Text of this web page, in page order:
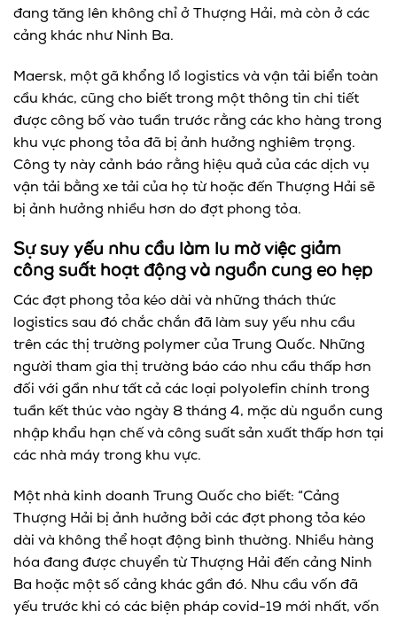
đang tăng lên không chỉ ở Thượng Hải, mà còn ở các
cảng khác như Ninh Ba.
Maersk, một gã khổng lồ logistics và vận tải biển toàn
cầu khác, cũng cho biết trong một thông tin chi tiết
được công bố vào tuần trước rằng các kho hàng trong
khu vực phong tỏa đã bị ảnh hưởng nghiêm trọng.
Công ty này cảnh báo rằng hiệu quả của các dịch vụ
vận tải bằng xe tải của họ từ hoặc đến Thượng Hải sẽ
bị ảnh hưởng nhiều hơn do đợt phong tỏa.
Sự suy yếu nhu cầu làm lu mờ việc giảm
công suất hoạt động và nguồn cung eo hẹp
Các đợt phong tỏa kéo dài và những thách thức
logistics sau đó chắc chắn đã làm suy yếu nhu cầu
trên các thị trường polymer của Trung Quốc. Những
người tham gia thị trường báo cáo nhu cầu thấp hơn
đối với gần như tất cả các loại polyolefin chính trong
tuần kết thúc vào ngày 8 tháng 4, mặc dù nguồn cung
nhập khẩu hạn chế và công suất sản xuất thấp hơn tại
các nhà máy trong khu vực.
Một nhà kinh doanh Trung Quốc cho biết: “Cảng
Thượng Hải bị ảnh hưởng bởi các đợt phong tỏa kéo
dài và không thể hoạt động bình thường. Nhiều hàng
hóa đang được chuyển từ Thượng Hải đến cảng Ninh
Ba hoặc một số cảng khác gần đó. Nhu cầu vốn đã
yếu trước khi có các biện pháp covid-19 mới nhất, vốn